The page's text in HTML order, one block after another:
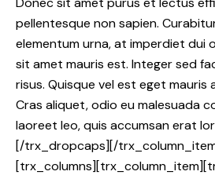
pellentesque non sapien.
elementum urna, at imperdiet dui
sit amet mauris est. Integer sed
risus. Quisque vel est eget mauris
Cras aliquet, odio eu malesuada
laoreet leo, quis accumsan erat
[/trx_dropcaps][/